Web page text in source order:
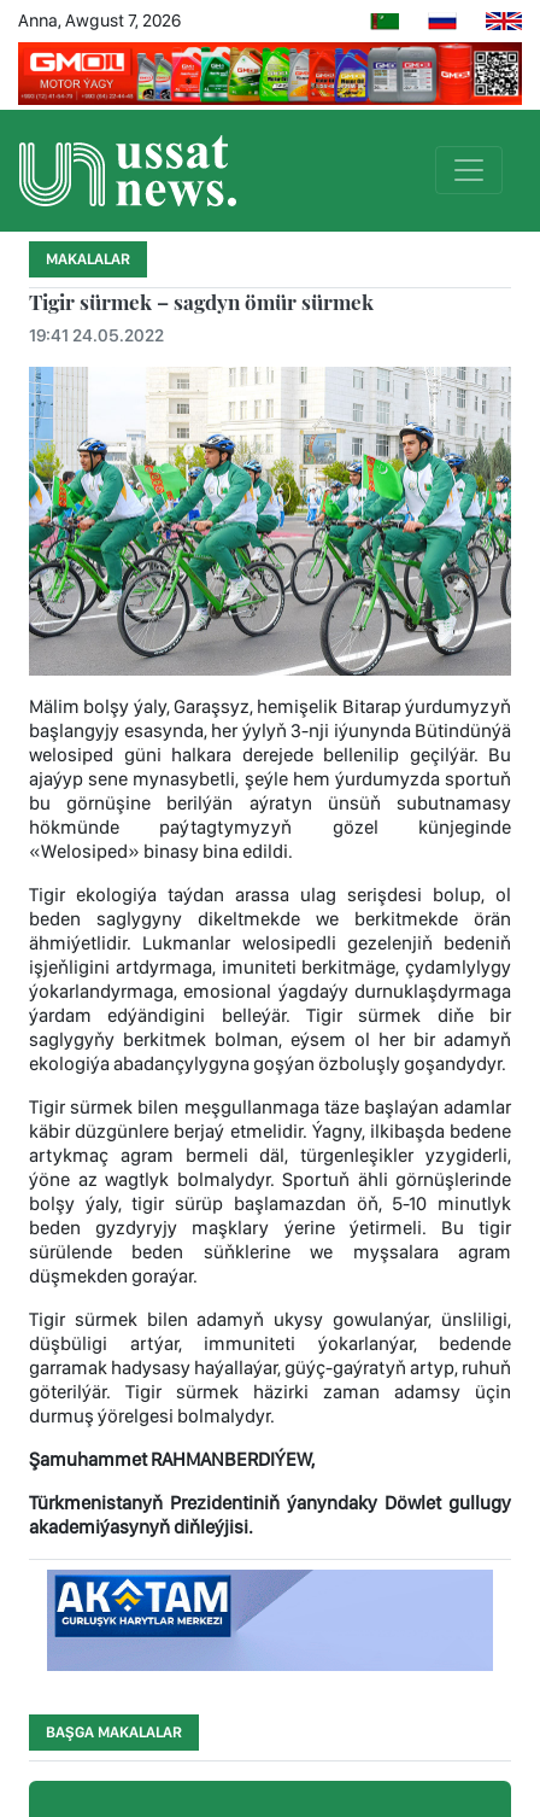
Anna, Awgust 7, 2026
MAKALALAR
Tigir sürmek – sagdyn ömür sürmek
19:41 24.05.2022
Mälim bolşy ýaly, Garaşsyz, hemişelik Bitarap ýurdumyzyň
başlangyjy esasynda, her ýylyň 3-nji iýunynda Bütindünýä
welosiped güni halkara derejede bellenilip geçilýär. Bu
ajaýyp sene mynasybetli, şeýle hem ýurdumyzda sportuň
bu görnüşine berilýän aýratyn ünsüň subutnamasy
hökmünde paýtagtymyzyň gözel künjeginde
«Welosiped» binasy bina edildi.
Tigir ekologiýa taýdan arassa ulag serişdesi bolup, ol
beden saglygyny dikeltmekde we berkitmekde örän
ähmiýetlidir. Lukmanlar welosipedli gezelenjiň bedeniň
işjeňligini artdyrmaga, imuniteti berkitmäge, çydamlylygy
ýokarlandyrmaga, emosional ýagdaýy durnuklaşdyrmaga
ýardam edýändigini belleýär. Tigir sürmek diňe bir
saglygyňy berkitmek bolman, eýsem ol her bir adamyň
ekologiýa abadançylygyna goşýan özboluşly goşandydyr.
Tigir sürmek bilen meşgullanmaga täze başlaýan adamlar
käbir düzgünlere berjaý etmelidir. Ýagny, ilkibaşda bedene
artykmaç agram bermeli däl, türgenleşikler yzygiderli,
ýöne az wagtlyk bolmalydyr. Sportuň ähli görnüşlerinde
bolşy ýaly, tigir sürüp başlamazdan öň, 5-10 minutlyk
beden gyzdyryjy maşklary ýerine ýetirmeli. Bu tigir
sürülende beden süňklerine we myşsalara agram
düşmekden goraýar.
Tigir sürmek bilen adamyň ukysy gowulanýar, ünsliligi,
düşbüligi artýar, immuniteti ýokarlanýar, bedende
garramak hadysasy haýallaýar, güýç-gaýratyň artyp, ruhuň
göterilýär. Tigir sürmek häzirki zaman adamsy üçin
durmuş ýörelgesi bolmalydyr.
Şamuhammet RAHMANBERDIÝEW,
Türkmenistanyň Prezidentiniň ýanyndaky Döwlet gullugy
akademiýasynyň diňleýjisi.
BAŞGA MAKALALAR